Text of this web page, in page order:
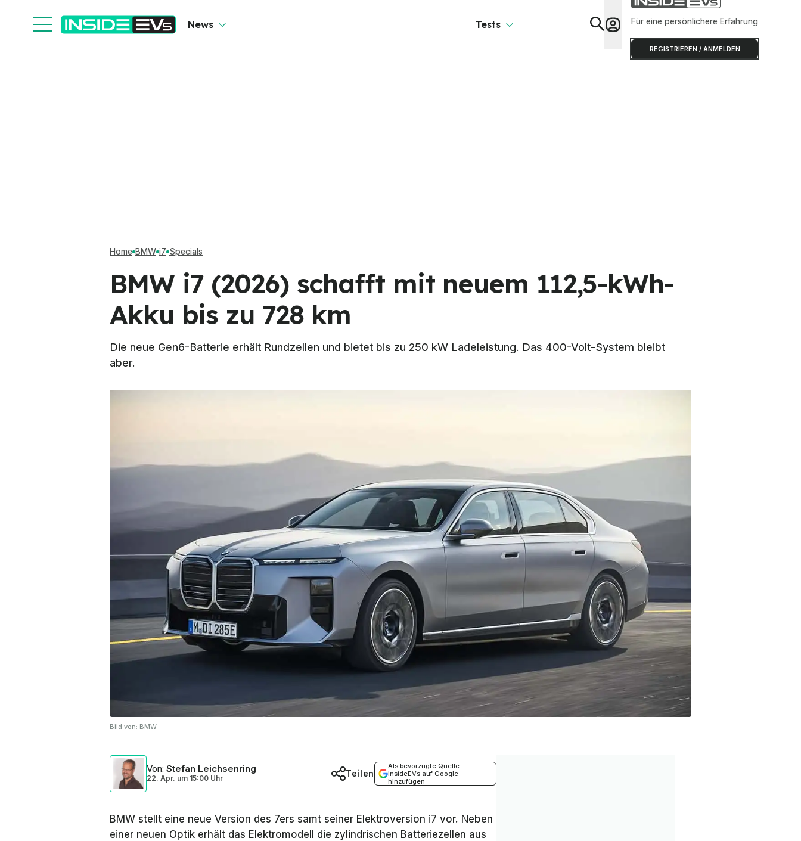
News Tests Für eine persönlichere Erfahrung
REGISTRIEREN / ANMELDEN
Home BMW i7 Specials
BMW i7 (2026) schafft mit neuem 112,5-kWh-
Akku bis zu 728 km
Die neue Gen6-Batterie erhält Rundzellen und bietet bis zu 250 kW Ladeleistung. Das 400-Volt-System bleibt
aber.
Bild von: BMW
Von: Stefan Leichsenring
22. Apr. um 15:00 Uhr
Als bevorzugte Quelle
InsideEVs auf Google
hinzufügen
Teilen
BMW stellt eine neue Version des 7ers samt seiner Elektroversion i7 vor. Neben
einer neuen Optik erhält das Elektromodell die zylindrischen Batteriezellen aus